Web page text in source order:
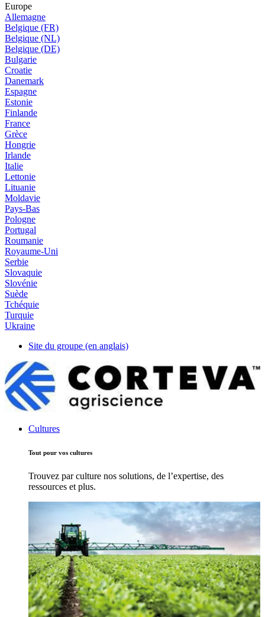
Europe
Allemagne
Belgique (FR)
Belgique (NL)
Belgique (DE)
Bulgarie
Croatie
Danemark
Espagne
Estonie
Finlande
France
Grèce
Hongrie
Irlande
Italie
Lettonie
Lituanie
Moldavie
Pays-Bas
Pologne
Portugal
Roumanie
Royaume-Uni
Serbie
Slovaquie
Slovénie
Suède
Tchéquie
Turquie
Ukraine
Site du groupe (en anglais)
Cultures
Tout pour vos cultures
Trouvez par culture nos solutions, de l’expertise, des
ressources et plus.